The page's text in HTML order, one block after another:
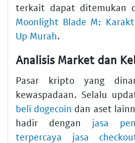
terkait dapat ditemukan
Moonlight Blade M:
Up Murah.
Analisis Market dan
Pasar kripto yang
kewaspadaan. Selalu
beli dogecoin dan aset
hadir dengan jasa
terpercaya jasa